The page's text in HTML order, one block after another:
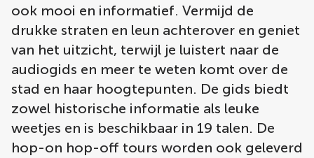
ook mooi en informatief. Vermijd de
drukke straten en leun achterover en geniet
van het uitzicht, terwijl je luistert naar de
audiogids en meer te weten komt over de
stad en haar hoogtepunten. De gids biedt
zowel historische informatie als leuke
weetjes en is beschikbaar in 19 talen. De
hop-on hop-off tours worden ook geleverd